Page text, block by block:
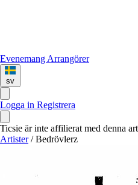
Evenemang Arrangörer
sv
Logga in Registrera
Ticsie är inte affilierat med denna
Artister / Bedrövlerz